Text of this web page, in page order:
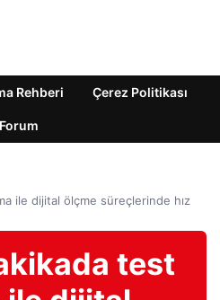
Rehberi Çerez Politikası
Forum
ile dijital ölçme süreçlerinde hız
test